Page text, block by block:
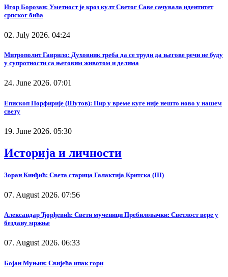
Игор Борозан: Уметност је кроз култ Светог Саве сачувала идентитет
српског бића
02. July 2026. 04:24
Митрополит Гаврило: Духовник треба да се труди да његове речи не буду
у супротности са његовим животом и делима
24. June 2026. 07:01
Епископ Порфирије (Шутов): Пир у време куге није нешто ново у нашем
свету
19. June 2026. 05:30
Историја и личности
Зоран Кинђић: Света старица Галактија Критска (III)
07. August 2026. 07:56
Александар Ђорђевић: Свети мученици Пребиловачки: Светлост вере у
бездану мржње
07. August 2026. 06:33
Бојан Муњин: Свијећа ипак гори